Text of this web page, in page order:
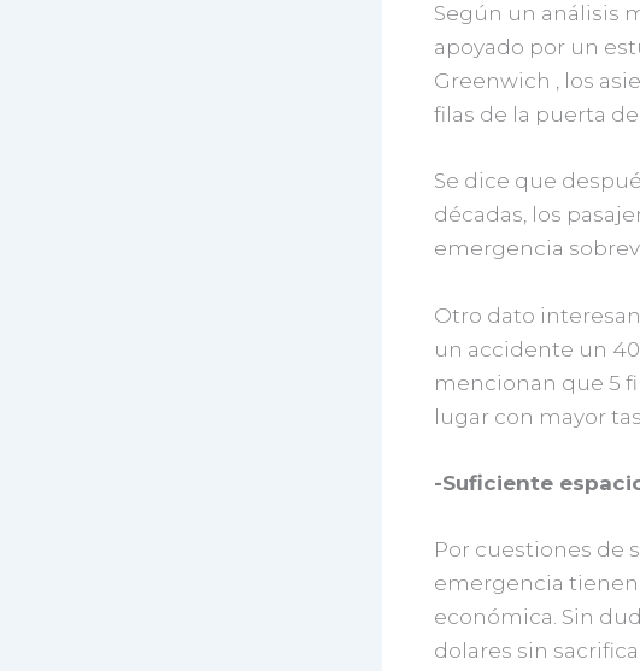
Según un análisis
apoyado por un
Greenwich , los
filas de la puerta
Se dice que
décadas, los
emergencia
Otro dato
un accidente un
mencionan que 5
lugar con mayor
-Suficiente
Por cuestiones de
emergencia
económica. Sin
dolares sin